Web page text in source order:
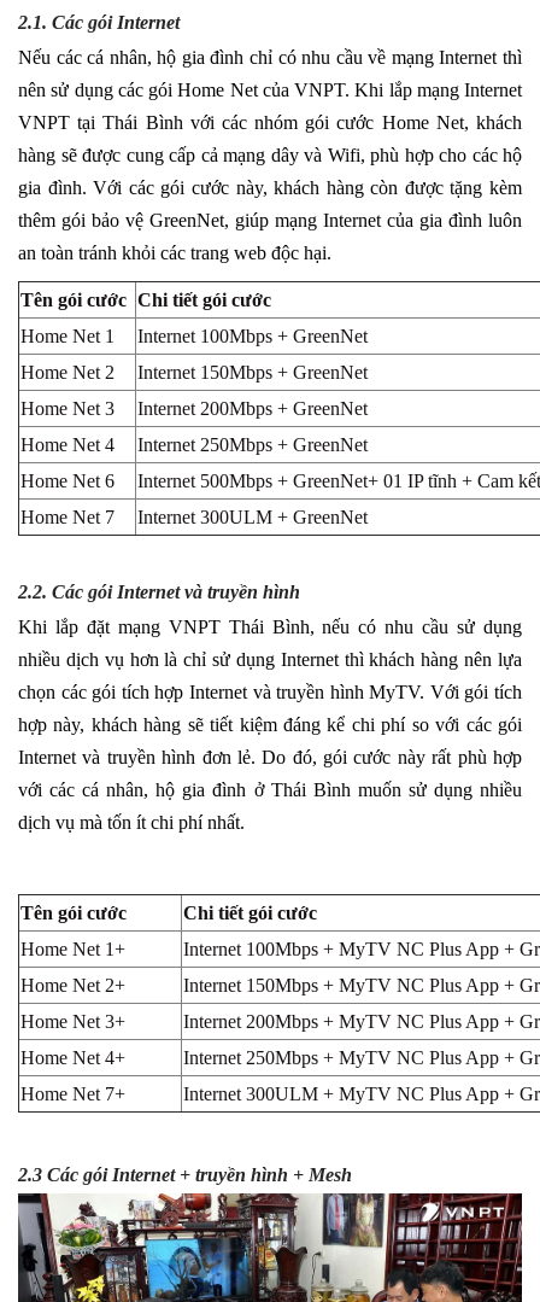
2.1. Các gói Internet
Nếu các cá nhân, hộ gia đình chỉ có nhu cầu về mạng Internet thì
nên sử dụng các gói Home Net của VNPT. Khi lắp mạng Internet
VNPT tại Thái Bình với các nhóm gói cước Home Net, khách
hàng sẽ được cung cấp cả mạng dây và Wifi, phù hợp cho các hộ
gia đình. Với các gói cước này, khách hàng còn được tặng kèm
thêm gói bảo vệ GreenNet, giúp mạng Internet của gia đình luôn
an toàn tránh khỏi các trang web độc hại.
Tên gói cước Chi tiết gói cước
Home Net 1
Internet 100Mbps + GreenNet
Home Net 2
Internet 150Mbps + GreenNet
Home Net 3
Internet 200Mbps + GreenNet
Home Net 4
Internet 250Mbps + GreenNet
Home Net 6
Internet 500Mbps + GreenNet+ 01 IP tĩnh + Cam
Home Net 7
Internet 300ULM + GreenNet
2.2. Các gói Internet và truyền hình
Khi lắp đặt mạng VNPT Thái Bình, nếu có nhu cầu sử dụng
nhiều dịch vụ hơn là chỉ sử dụng Internet thì khách hàng nên lựa
chọn các gói tích hợp Internet và truyền hình MyTV. Với gói tích
hợp này, khách hàng sẽ tiết kiệm đáng kể chi phí so với các gói
Internet và truyền hình đơn lẻ. Do đó, gói cước này rất phù hợp
với các cá nhân, hộ gia đình ở Thái Bình muốn sử dụng nhiều
dịch vụ mà tốn ít chi phí nhất.
Tên gói cước
Chi tiết gói cước
Home Net 1+
Internet 100Mbps + MyTV NC Plus App +
Home Net 2+
Internet 150Mbps + MyTV NC Plus App +
Home Net 3+
Internet 200Mbps + MyTV NC Plus App +
Home Net 4+
Internet 250Mbps + MyTV NC Plus App +
Home Net 7+
Internet 300ULM + MyTV NC Plus App +
2.3 Các gói Internet + truyền hình + Mesh